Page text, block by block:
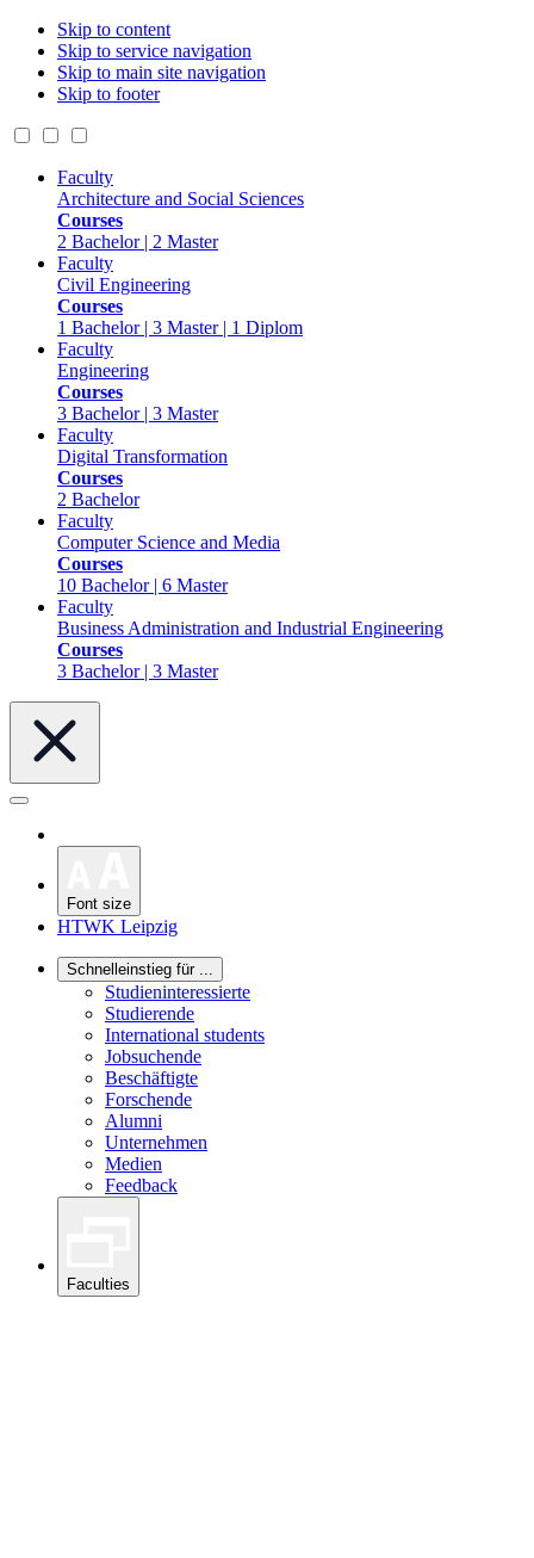
Skip to content
Skip to service navigation
Skip to main site navigation
Skip to footer
Faculty
Architecture and Social Sciences
Courses
2 Bachelor | 2 Master
Faculty
Civil Engineering
Courses
1 Bachelor | 3 Master | 1 Diplom
Faculty
Engineering
Courses
3 Bachelor | 3 Master
Faculty
Digital Transformation
Courses
2 Bachelor
Faculty
Computer Science and Media
Courses
10 Bachelor | 6 Master
Faculty
Business Administration and Industrial Engineering
Courses
3 Bachelor | 3 Master
Font size
HTWK Leipzig
Schnelleinstieg für ...
Studieninteressierte
Studierende
International students
Jobsuchende
Beschäftigte
Forschende
Alumni
Unternehmen
Medien
Feedback
Faculties